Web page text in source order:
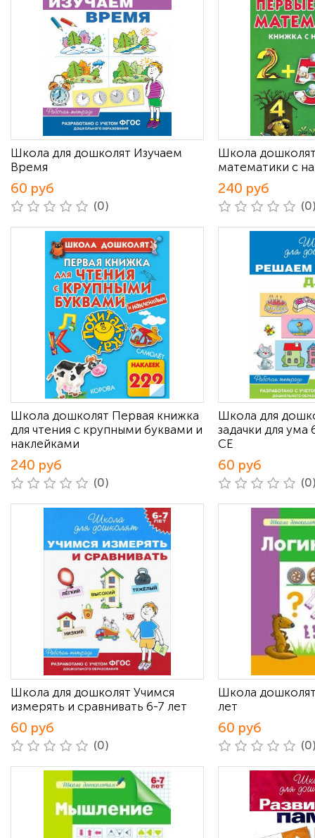
Школа для дошколят Изучаем
Время
60 руб
(0)
Школа
математики с
240 руб
Школа дошколят Первая книжка
для чтения с крупными буквами и
наклейками
240 руб
(0)
Школа для
задачки для ума
СЕ
60 руб
Школа для дошколят Учимся
измерять и сравнивать 6-7 лет
60 руб
(0)
Школа
лет
60 руб